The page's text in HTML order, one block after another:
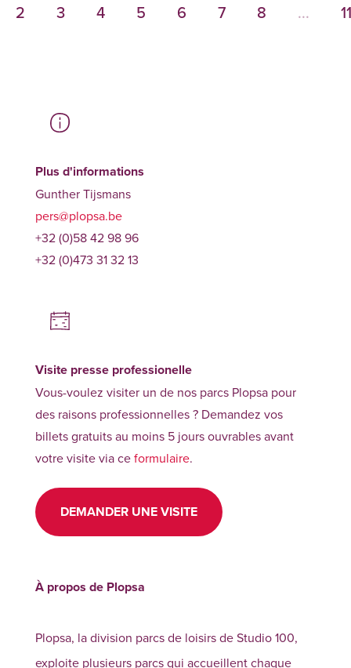
2 3 4 5 6 7 8 ...
Plus d'informations
Gunther Tijsmans
pers@plopsa.be
+32 (0)58 42 98 96
+32 (0)473 31 32 13
Visite presse professionelle
Vous-voulez visiter un de nos parcs Plopsa pour
des raisons professionnelles ? Demandez vos
billets gratuits au moins 5 jours ouvrables avant
votre visite via ceformulaire.
DEMANDER UNE VISITE
À propos de Plopsa
Plopsa, la division parcs de loisirs de Studio 100,
exploite plusieurs parcs qui accueillent chaque